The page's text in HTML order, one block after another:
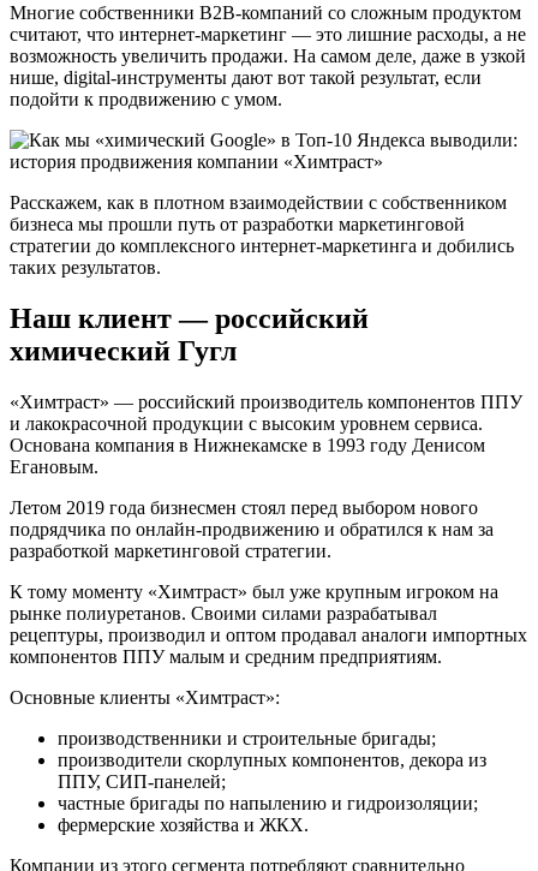
Многие собственники B2B-компаний со сложным продуктом
считают, что интернет-маркетинг — это лишние расходы, а не
возможность увеличить продажи. На самом деле, даже в узкой
нише, digital-инструменты дают вот такой результат, если
подойти к продвижению с умом.
Расскажем, как в плотном взаимодействии с собственником
бизнеса мы прошли путь от разработки маркетинговой
стратегии до комплексного интернет-маркетинга и добились
таких результатов.
Наш клиент — российский
химический Гугл
«Химтраст» — российский производитель компонентов ППУ
и лакокрасочной продукции с высоким уровнем сервиса.
Основана компания в Нижнекамске в 1993 году Денисом
Егановым.
Летом 2019 года бизнесмен стоял перед выбором нового
подрядчика по онлайн-продвижению и обратился к нам за
разработкой маркетинговой стратегии.
К тому моменту «Химтраст» был уже крупным игроком на
рынке полиуретанов. Своими силами разрабатывал
рецептуры, производил и оптом продавал аналоги импортных
компонентов ППУ малым и средним предприятиям.
Основные клиенты «Химтраст»:
производственники и строительные бригады;
производители скорлупных компонентов, декора из
ППУ, СИП-панелей;
частные бригады по напылению и гидроизоляции;
фермерские хозяйства и ЖКХ.
Компании из этого сегмента потребляют сравнительно